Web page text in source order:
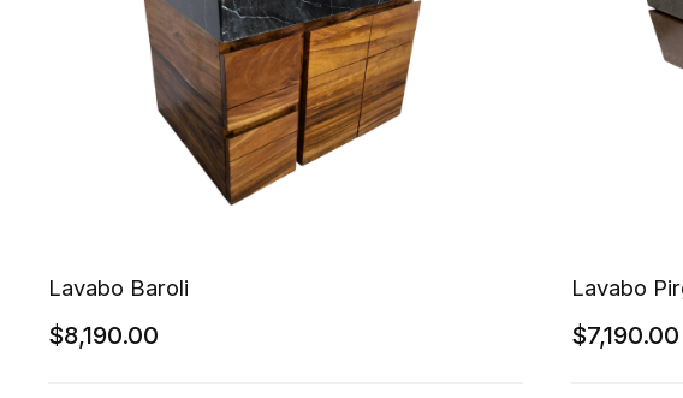
Lavabo Baroli
$8,190.00
Lavabo
$7,190.00